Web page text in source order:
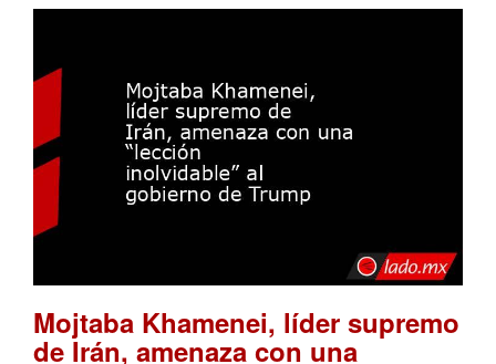
Mojtaba Khamenei, líder supremo
de Irán, amenaza con una